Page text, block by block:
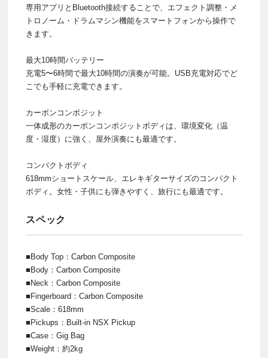
専用アプリとBluetooth接続することで、エフェクト調整・メ
トロノーム・ドラムマシン機能をスマートフォンから操作で
きます。
最大10時間バッテリー
充電5〜6時間で最大10時間の演奏が可能。USB充電対応でど
こでも手軽に充電できます。
カーボンコンポジット
一体成形のカーボンコンポジットボディは、環境変化（温
度・湿度）に強く、屋外演奏にも最適です。
コンパクトボディ
618mmショートスケール、エレキギターサイズのコンパクト
ボディ。女性・子供にも弾きやすく、旅行にも最適です。
スペック
■Body Top：Carbon Composite
■Body：Carbon Composite
■Neck：Carbon Composite
■Fingerboard：Carbon Composite
■Scale：618mm
■Pickups：Built-in NSX Pickup
■Case：Gig Bag
■Weight：約2kg